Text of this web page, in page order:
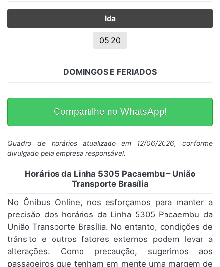
Ida
05:20
DOMINGOS E FERIADOS
Compartilhe no WhatsApp!
Quadro de horários atualizado em 12/06/2026, conforme
divulgado pela empresa responsável.
Horários da Linha 5305 Pacaembu – União
Transporte Brasília
No Ônibus Online, nos esforçamos para manter a
precisão dos horários da Linha 5305 Pacaembu da
União Transporte Brasília. No entanto, condições de
trânsito e outros fatores externos podem levar a
alterações. Como precaução, sugerimos aos
passageiros que tenham em mente uma margem de